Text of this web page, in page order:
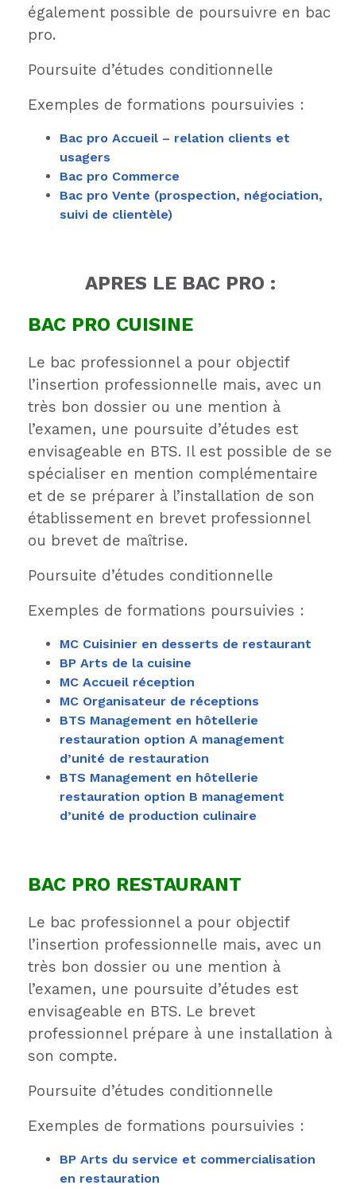
également possible de poursuivre en bac
pro.
Poursuite d’études conditionnelle
Exemples de formations poursuivies :
Bac pro Accueil – relation clients et
usagers
Bac pro Commerce
Bac pro Vente (prospection, négociation,
suivi de clientèle)
APRES LE BAC PRO :
BAC PRO CUISINE
Le bac professionnel a pour objectif
l’insertion professionnelle mais, avec un
très bon dossier ou une mention à
l’examen, une poursuite d’études est
envisageable en BTS. Il est possible de se
spécialiser en mention complémentaire
et de se préparer à l’installation de son
établissement en brevet professionnel
ou brevet de maîtrise.
Poursuite d’études conditionnelle
Exemples de formations poursuivies :
MC Cuisinier en desserts de restaurant
BP Arts de la cuisine
MC Accueil réception
MC Organisateur de réceptions
BTS Management en hôtellerie
restauration option A management
d’unité de restauration
BTS Management en hôtellerie
restauration option B management
d’unité de production culinaire
BAC PRO RESTAURANT
Le bac professionnel a pour objectif
l’insertion professionnelle mais, avec un
très bon dossier ou une mention à
l’examen, une poursuite d’études est
envisageable en BTS. Le brevet
professionnel prépare à une installation à
son compte.
Poursuite d’études conditionnelle
Exemples de formations poursuivies :
BP Arts du service et commercialisation
en restauration